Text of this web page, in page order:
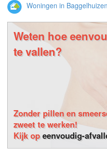
Woningen in
Weten hoe
te vallen?
Zonder pillen en
zweet te werken!
Kijk opeenvoudig-